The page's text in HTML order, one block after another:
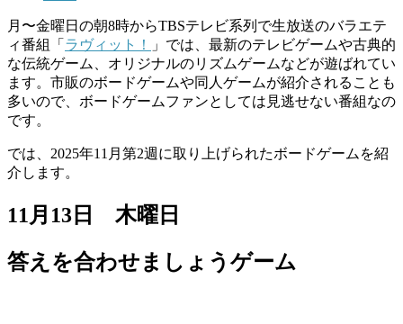
月〜金曜日の朝8時からTBSテレビ系列で生放送のバラエテ
ィ番組「 ラヴィット！
」では、最新のテレビゲームや古典的
な伝統ゲーム、オリジナルのリズムゲームなどが遊ばれてい
ます。市販のボードゲームや同人ゲームが紹介されることも
多いので、ボードゲームファンとしては見逃せない番組なの
です。
では、2025年11月第2週に取り上げられたボードゲームを紹
介します。
11月13日 木曜日
答えを合わせましょうゲーム